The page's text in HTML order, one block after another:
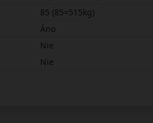
85 (85=515kg)
Áno
Nie
Nie